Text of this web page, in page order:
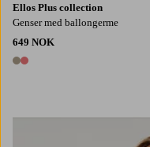
Ellos Plus collection
Genser med ballongerme
649 NOK
2 farger